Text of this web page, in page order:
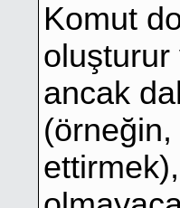
Komut
oluşturur
ancak